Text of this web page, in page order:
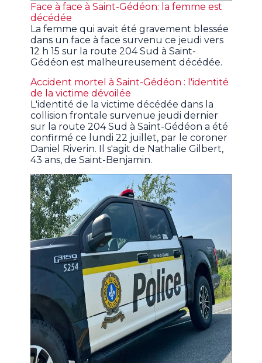
Face à face à Saint-Gédéon: la femme est
décédée
La femme qui avait été gravement blessée
dans un face à face survenu ce jeudi vers
12 h 15 sur la route 204 Sud à Saint-
Gédéon est malheureusement décédée.
Accident mortel à Saint-Gédéon : l'identité
de la victime dévoilée
L'identité de la victime décédée dans la
collision frontale survenue jeudi dernier
sur la route 204 Sud à Saint-Gédéon a été
confirmé ce lundi 22 juillet, par le coroner
Daniel Riverin. Il s'agit de Nathalie Gilbert,
43 ans, de Saint-Benjamin.